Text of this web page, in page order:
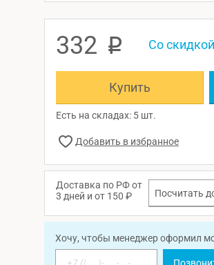
332 p Со
Купить
Есть на складах: 5 шт.
Доставка по РФ от
3 дней и от 150 ₽
Посчитать
Хочу, чтобы менеджер оформил